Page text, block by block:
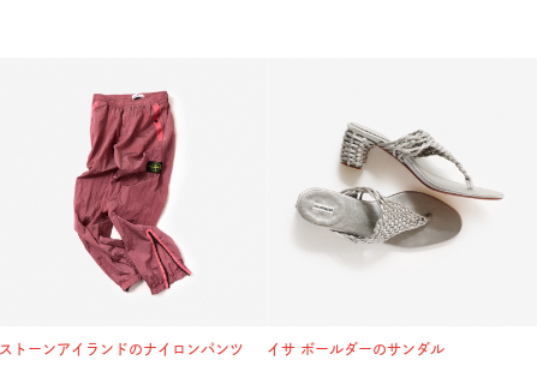
ストーンアイランドのナイロンパンツ イサ ボールダーのサンダル